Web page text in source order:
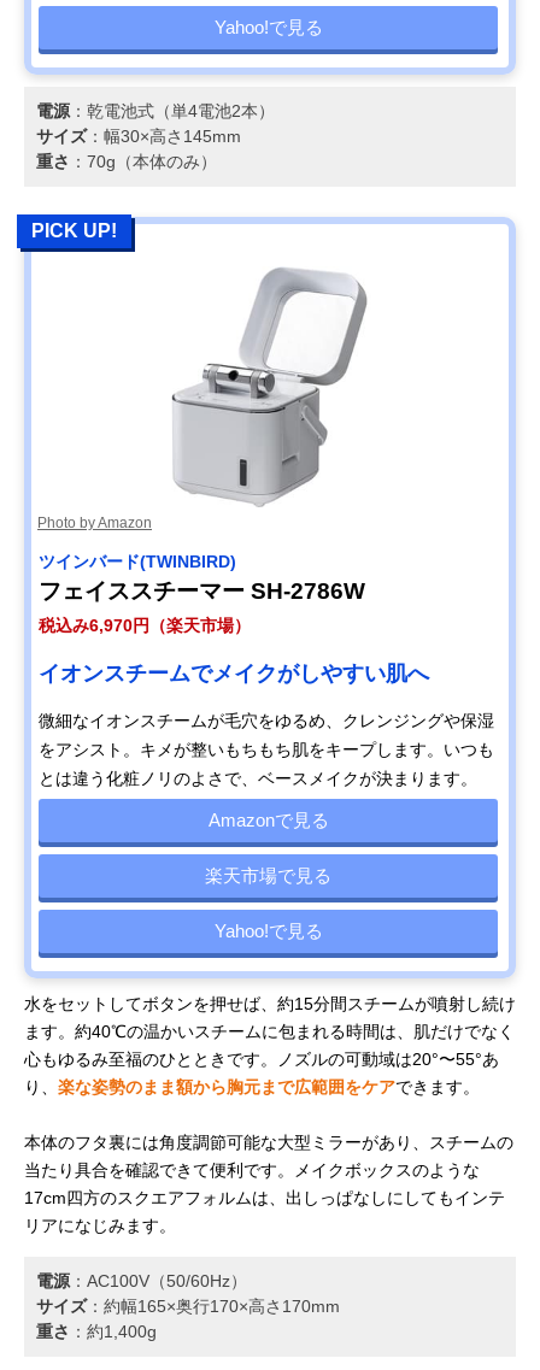
Yahoo!で見る
電源 ：乾電池式（単4電池2本）
サイズ：幅30×高さ145mm
重さ ：70g（本体のみ）
PICK UP!
Photo by Amazon
ツインバード(TWINBIRD)
フェイススチーマー SH-2786W
税込み6,970円（楽天市場）
イオンスチームでメイクがしやすい肌へ
微細なイオンスチームが毛穴をゆるめ、クレンジングや保湿
をアシスト。キメが整いもちもち肌をキープします。いつも
とは違う化粧ノリのよさで、ベースメイクが決まります。
Amazonで見る
楽天市場で見る
Yahoo!で見る
水をセットしてボタンを押せば、約15分間スチームが噴射し続け
ます。約40℃の温かいスチームに包まれる時間は、肌だけでなく
心もゆるみ至福のひとときです。ノズルの可動域は20°〜55°あ
り、 楽な姿勢のまま額から胸元まで広範囲をケアできます。
本体のフタ裏には角度調節可能な大型ミラーがあり、スチームの
当たり具合を確認できて便利です。メイクボックスのような
17cm四方のスクエアフォルムは、出しっぱなしにしてもインテ
リアになじみます。
電源 ：AC100V（50/60Hz）
サイズ：約幅165×奥行170×高さ170mm
重さ ：約1,400g